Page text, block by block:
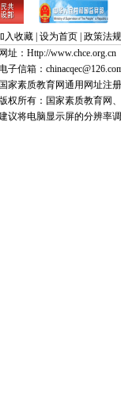
中国教育
入收藏| 设为首页| 政策法规
网址：Http://www.chce.org.cn
子信箱：
国家素质教育网通用网址注
权所有：国家素质教育网
议将电脑显示屏的分辨率